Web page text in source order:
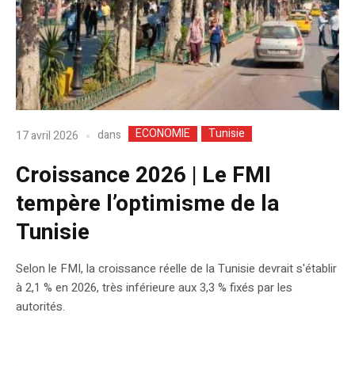
17 avril 2026 dans ECONOMIE Tunisie
Croissance 2026 | Le FMI
tempère l’optimisme de la
Tunisie
Selon le FMI, la croissance réelle de la Tunisie devrait s'établir
à 2,1 % en 2026, très inférieure aux 3,3 % fixés par les
autorités.